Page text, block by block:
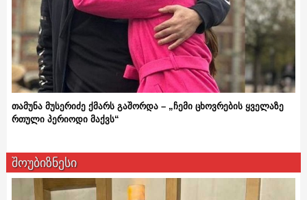
თამუნა მუსერიძე ქმარს გაშორდა – „ჩემი ცხოვრების ყველაზე
რთული პერიოდი მაქვს“
შოუბიზნესი